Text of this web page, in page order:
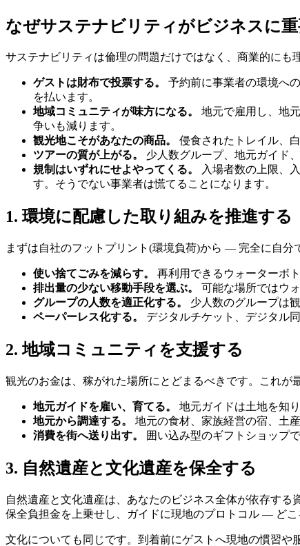
なぜサステナビリティがビジネスに
サステナビリティは倫理の問題だけではなく、商業的にも
ゲストは財布で投票する。
予約前に事業者の環境へ
を払います。
地域コミュニティが味方になる。
地元で雇用し、地
争いも減ります。
観光地こそがあなたの商品。
侵食されたトレイル、
ツアーの質が上がる。
少人数グループ、地元ガイド
規制はいずれにせよやってくる。
入場者数の上限、
す。そうでない事業者は慌てることになります。
1. 環境に配慮した取り組みを推進する
まずは自社のフットプリント(環境負荷)から — 完全に自分
使い捨てごみを減らす。
再利用できるウォーターボ
排出量の少ない移動手段を選ぶ。
可能な場所ではウ
グループの人数を適正化する。
少人数のグループは
ペーパーレス化する。
デジタルチケット、デジタル
2. 地域コミュニティを支援する
観光のお金は、稼がれた場所にとどまるべきです。これが
地元ガイドを雇い、育てる。
地元ガイドは土地を知
地元から調達する。
地元の食材、家族経営の宿、土
消費を街へ送り出す。
囲い込み型のギフトショップ
3. 自然遺産と文化遺産を保全する
自然遺産と文化遺産は、あなたのビジネス全体が依存す
保全負担金を上乗せし、ガイドに現地のプロトコル — ど
文化についても同じです。到着前にゲストへ現地の慣習